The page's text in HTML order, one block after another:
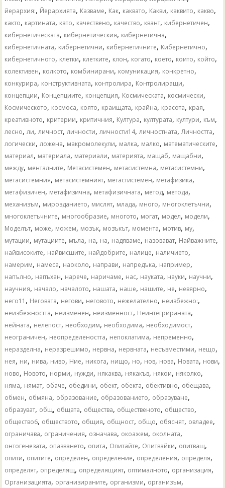
йерархия:, Йерархията, Казваме, Как, каквато, Какви, каквито, какво,
както, картината, като, качествено, качество, квант, кибернетичен,
кибернетическата, кибернетическия, кибернетична,
кибернетичната, кибернетични, кибернетичните, Кибернетично,
кибернетичното, клетки, клетките, клон, когато, което, които, който,
колективен, колкото, комбинирани, комуникация, конкретно,
конкурира, конструктивната, контролира, Контролиращи,
концепции, Концепциите, концепция, Космическата, космически,
Космическото, космоса, която, краищата, крайна, красота, края,
креативното, критерии, критичния, Култура, културата, култури, към,
лесно,ли,личност,личности,личности14,личностната,Личността,
логически,ложена, макромолекули, малка, малко, математическите,
материал, материала, материали, материята, мащаб, мащабни,
между, менталните, Метасистемен, метасистемна, метасистемни,
метасистемния, метасистемният, метастистемен, метафизика,
метафизичен, метафизична, метафизичната, метод, метода,
механизъм, мирозданието, мислят, млада, много, многоклетъчни,
многоклетъчните, многообразие, многото, могат, модел, модели,
Моделът, може, можем, мозък, мозъкът, момента, мотив, му,
мутации, мутациите, мъла, ​​на, на, надяваме, назовават, Найважните,
найвисоките, найвисшите, найдобрите, налице, наличието,
намерим, намеса, наоколо, направи, напредъка, например,
напълно, напъхан, нарече, наричаме, нас, науката, науки, научни,
научния, начало, началото, нашата, наше, нашите, не, невярно,
него11 , Неговата, негови, неговото, нежелателно, неизбежно:,
неизбежността, неизменен, неизменност, Неинтегрираната,
нейната, нелепост, необходим, необходима, необходимост,
неограничен, неопределеността, непоклатима, непременно,
неразделна, неразрешимо, нервна, нервната, несъвместими, нещо,
нея, ни, нива, ниво, Ние, никога, нищо, но, нов, нова, Новата, нови,
ново, Новото, норми, нужди, някаква, някакъв, някои, няколко,
няма, нямат, обаче, обедини, обект, обекта, обективно, обещава,
обмен, обмяна, образование, образованието, образуване,
образуват, общ, общата, общества, общественото, общество,
общество6, обществото, общия, общност, общо, обяснят, овладее,
ограничава, ограничения, означава, окоажем, околната,
онтогенезата, опазването, опита, Опитайте, Опитвайки, опитващ,
опити, опитите, определен, определение, определения, определя,
определят, определящ, определящият, оптималното, организация,
Организацията, организираните, организми, организъм,